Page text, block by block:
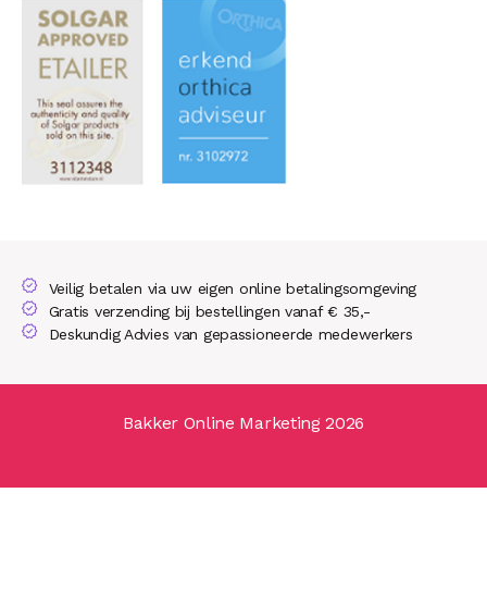
Veilig betalen via uw eigen online betalingsomgeving
Gratis verzending bij bestellingen vanaf € 35,-
Deskundig Advies van gepassioneerde medewerkers
Bakker Online Marketing 2026